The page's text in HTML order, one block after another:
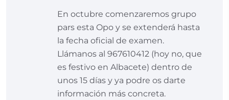
En octubre comenzaremos grupo
pars esta Opo y se extenderá hasta
la fecha oficial de examen.
Llámanos al 967610412 (hoy no, que
es festivo en Albacete) dentro de
unos 15 días y ya podre os darte
información más concreta.